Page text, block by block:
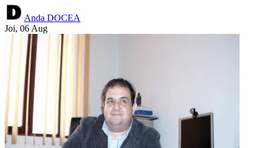
Anda DOCEA
Joi, 06 Aug